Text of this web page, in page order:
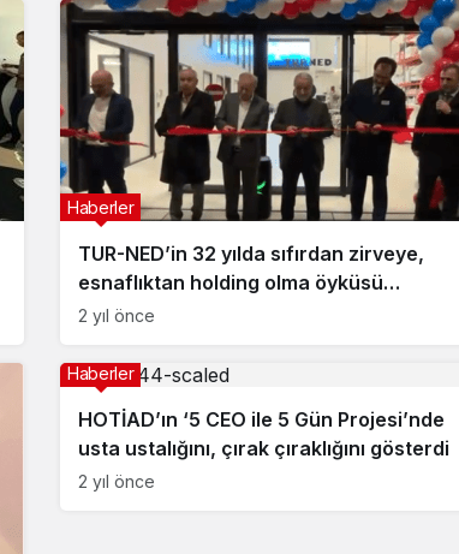
TUR-NED’in 32 yılda sıfırdan zirveye,
esnaflıktan holding olma öyküsü…
Haberler
2 yıl önce
HOTİAD’ın ‘5 CEO ile 5 Gün Projesi’nde
usta ustalığını, çırak çıraklığını gösterdi
Haberler
2 yıl önce